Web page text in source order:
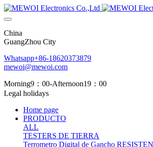
China
GuangZhou City
Whatsapp+86-18620373879
mewoi@mewoi.com
Morning9：00-Afternoon19：00
Legal holidays
Home page
PRODUCTO
ALL
TESTERS DE TIERRA
Terrometro Digital de Gancho